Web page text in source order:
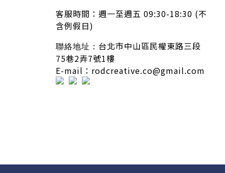
客服時間： 週一至週五 09:30-18:30 (不
含例假日)
聯絡地址： 台北市中山區民權東路三段
75巷2弄7號1樓
E-mail：rodcreative.co@gmail.com